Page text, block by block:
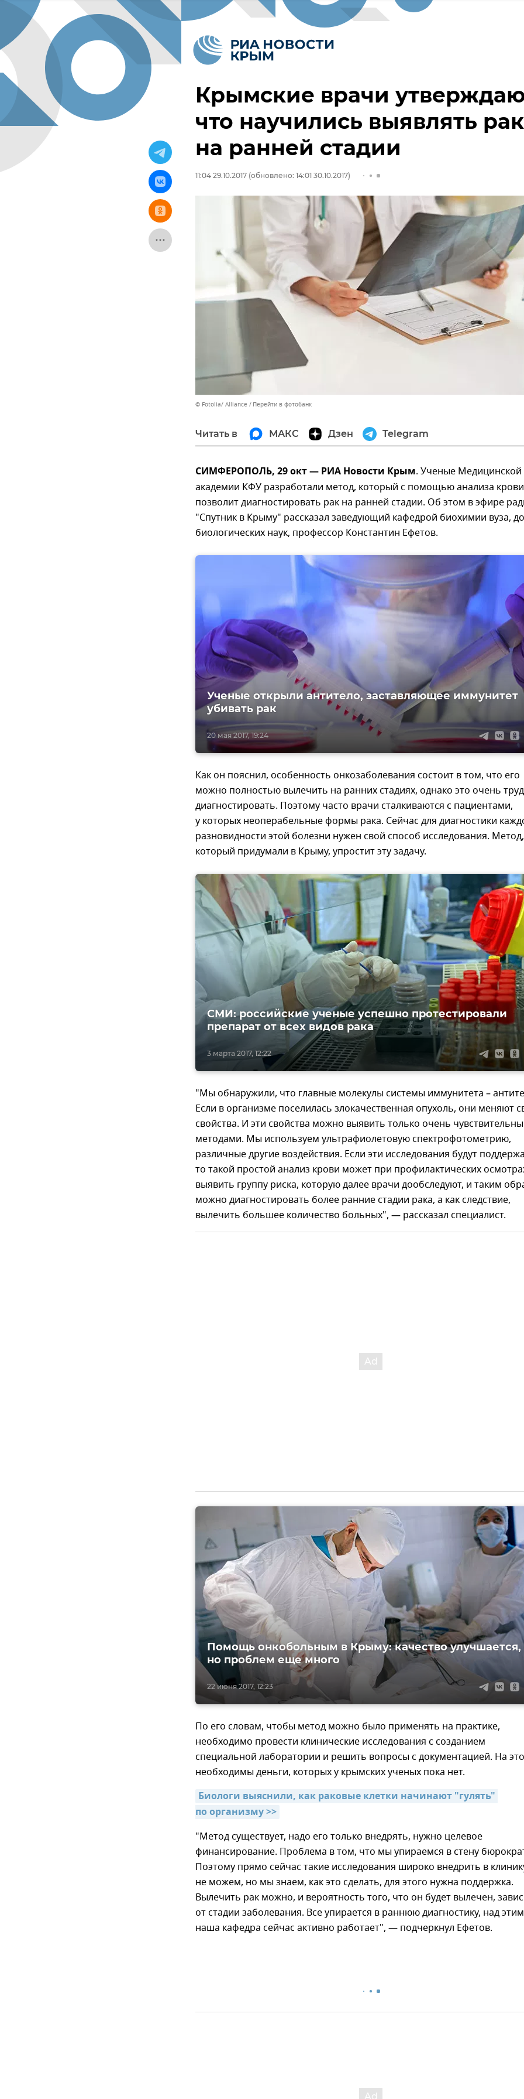
Крымские врачи
что научились выявлять рак
на ранней стадии
11:04 29.10.2017 (обновлено: 14:01 30.10.2017)
© Fotolia/ Alliance Перейти в фотобанк
Читать в МАКС Дзен Telegram
СИМФЕРОПОЛЬ, 29 окт — РИА Новости Крым. Ученые Медицинской
академии КФУ разработали метод, который с помощью анализа крови
позволит диагностировать рак на ранней стадии. Об этом в эфире
"Спутник в Крыму" рассказал заведующий кафедрой биохимии вуза,
биологических наук, профессор Константин Ефетов.
20 мая 2017, 19:24
Ученые открыли антитело, заставляющее иммунитет
убивать рак
Как он пояснил, особенность онкозаболевания состоит в том, что его
можно полностью вылечить на ранних стадиях, однако это очень
диагностировать. Поэтому часто врачи сталкиваются с пациентами,
у которых неоперабельные формы рака. Сейчас для диагностики
разновидности этой болезни нужен свой способ исследования. Метод,
который придумали в Крыму, упростит эту задачу.
3 марта 2017, 12:22
СМИ: российские ученые успешно протестировали
препарат от всех видов рака
"Мы обнаружили, что главные молекулы системы иммунитета –
Если в организме поселилась злокачественная опухоль, они меняют
свойства. И эти свойства можно выявить только очень
методами. Мы используем ультрафиолетовую спектрофотометрию,
различные другие воздействия. Если эти исследования будут
то такой простой анализ крови может при профилактических
выявить группу риска, которую далее врачи дообследуют, и таким
можно диагностировать более ранние стадии рака, а как следствие,
вылечить большее количество больных", — рассказал специалист.
22 июня 2017, 12:23
Помощь онкобольным в Крыму: качество улучшается,
но проблем еще много
По его словам, чтобы метод можно было применять на практике,
необходимо провести клинические исследования с созданием
специальной лаборатории и решить вопросы с документацией. На это
необходимы деньги, которых у крымских ученых пока нет.
Биологи выяснили, как раковые клетки начинают "гулять"
по организму >>
"Метод существует, надо его только внедрять, нужно целевое
финансирование. Проблема в том, что мы упираемся в стену
Поэтому прямо сейчас такие исследования широко внедрить в
не можем, но мы знаем, как это сделать, для этого нужна поддержка.
Вылечить рак можно, и вероятность того, что он будет вылечен,
от стадии заболевания. Все упирается в раннюю диагностику, над этим
наша кафедра сейчас активно работает", — подчеркнул Ефетов.